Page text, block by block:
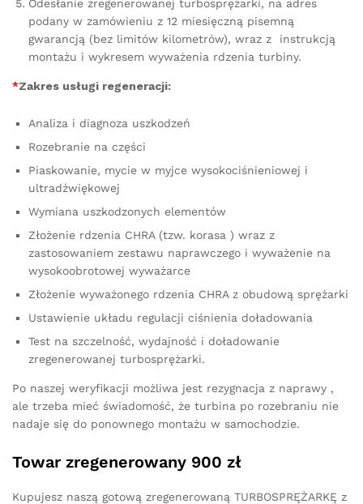
Odesłanie zregenerowanej turbosprężarki, na adres
podany w zamówieniu z 12 miesięczną pisemną
gwarancją (bez limitów kilometrów), wraz z instrukcją
montażu i wykresem wyważenia rdzenia turbiny.
*Zakres usługi regeneracji:
Analiza i diagnoza uszkodzeń
Rozebranie na części
Piaskowanie, mycie w myjce wysokociśnieniowej i
ultradźwiękowej
Wymiana uszkodzonych elementów
Złożenie rdzenia CHRA (tzw. korasa ) wraz z
zastosowaniem zestawu naprawczego i wyważenie na
wysokoobrotowej wyważarce
Złożenie wyważonego rdzenia CHRA z obudową sprężarki
Ustawienie układu regulacji ciśnienia doładowania
Test na szczelność, wydajność i doładowanie
zregenerowanej turbosprężarki.
Po naszej weryfikacji możliwa jest rezygnacja z naprawy ,
ale trzeba mieć świadomość, że turbina po rozebraniu nie
nadaje się do ponownego montażu w samochodzie.
Towar zregenerowany 900 zł
Kupujesz naszą gotową zregenerowaną TURBOSPRĘŻARKĘ z